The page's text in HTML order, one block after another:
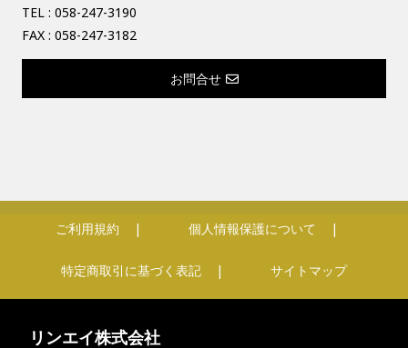
TEL : 058-247-3190
FAX : 058-247-3182
お問合せ
ご利用規約 個人情報保護について
特定商取引に基づく表記 サイトマップ
リンエイ株式会社